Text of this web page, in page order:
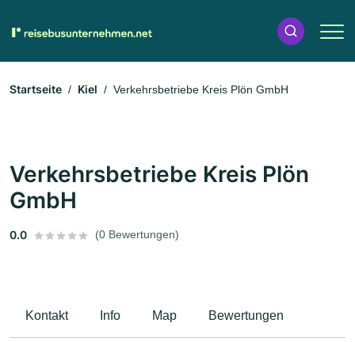
Startseite Kiel Verkehrsbetriebe Kreis Plön GmbH
Verkehrsbetriebe Kreis Plön
GmbH
0.0 (0 Bewertungen)
Kontakt Info Map Bewertungen